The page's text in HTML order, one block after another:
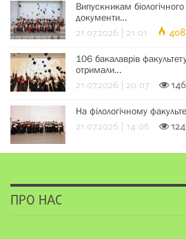
Випускникам
документи…
21.07.2026 | 21:01 408
106 бакалаврів
отримали…
21.07.2026 | 20:07 146
На філологічному
21.07.2026 | 14:06 124
ПРО НАС